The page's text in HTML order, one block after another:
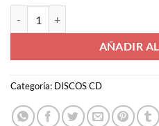
AÑADIR
Categoría: DISCOS CD